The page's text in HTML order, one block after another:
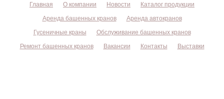
Главная О компании Новости
Каталог продукции
Аренда башенных кранов
Аренда автокранов
Гусеничные краны
Обслуживание башенных кранов
Ремонт башенных кранов
Вакансии Контакты Выставки